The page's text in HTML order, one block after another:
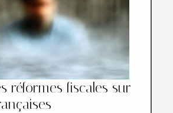
réformes fiscales sur